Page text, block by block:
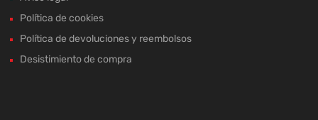
Política de cookies
Política de devoluciones y reembolsos
Desistimiento de compra